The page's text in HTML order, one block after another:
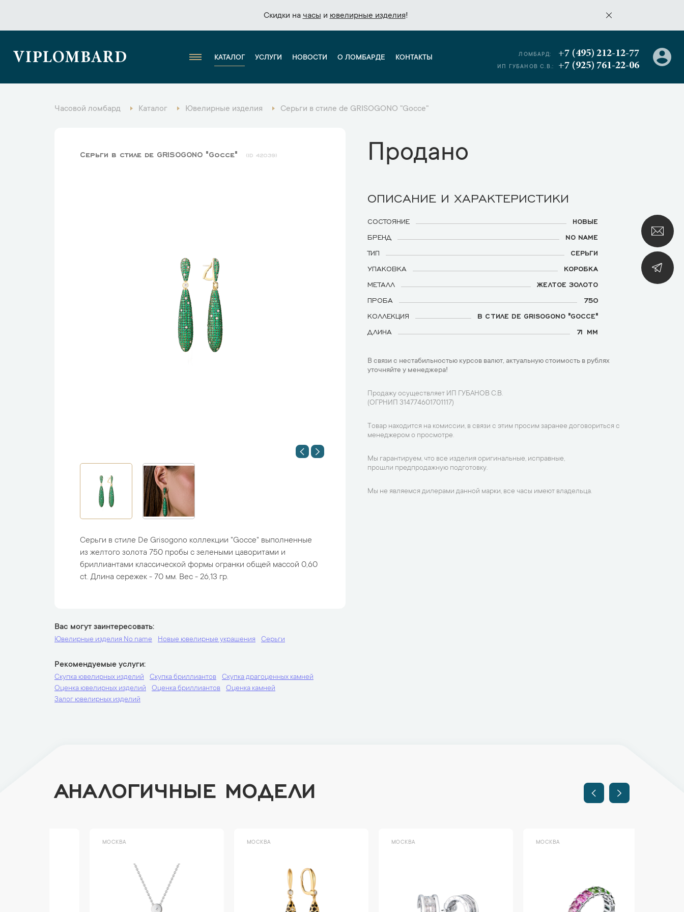
Скидки на часы и ювелирные изделия!
Скидки на часы и ювелирные изделия!
VIPLOMBARD КАТАЛОГ УСЛУГИ НОВОСТИ О ЛОМБАРДЕ КОНТАКТЫ ЛОМБАРД: +7 (495) 212-12-77
ИП ГУБАНОВ С.В.: +7 (925) 761-22-06
Часовой ломбард Каталог Ювелирные изделия Серьги в стиле de GRISOGONO "Gocce"
Серьги в стиле de GRISOGONO "Gocce" 42039
Серьги в стиле De Grisogono коллекции "Gocce" выполненные
из желтого золота 750 пробы с зелеными цаворитами и
бриллиантами классической формы огранки общей массой 0,60
ct. Длина сережек - 70 мм. Вес - 26,13 гр.
Вас могут заинтересовать
Ювелирные изделия No name Новые ювелирные украшения Серьги
Рекомендуемые услуги
Скупка ювелирных изделий Скупка бриллиантов
Скупка драгоценных камней
Оценка ювелирных изделий
Оценка бриллиантов
Оценка камней
Залог ювелирных изделий
Продано
ОПИСАНИЕ И ХАРАКТЕРИСТИКИ
СОСТОЯНИЕ
НОВЫЕ
БРЕНД
NO NAME
ТИП
СЕРЬГИ
УПАКОВКА
КОРОБКА
МЕТАЛЛ
ЖЕЛТОЕ ЗОЛОТО
ПРОБА
750
КОЛЛЕКЦИЯ
В СТИЛЕ DE GRISOGONO "GOCCE"
ДЛИНА
71 ММ
В связи с нестабильностью курсов валют, актуальную стоимость в рублях
уточняйте у менеджера!
Продажу осуществляет ИП ГУБАНОВ С.В.
(ОГРНИП 314774601701117)
Товар находится на комиссии, в связи с этим просим заранее договориться с
менеджером о просмотре.
Мы гарантируем, что все изделия оригинальные, исправные,
прошли предпродажную подготовку.
Мы не являемся дилерами данной марки, все часы имеют владельца.
АНАЛОГИЧНЫЕ МОДЕЛИ